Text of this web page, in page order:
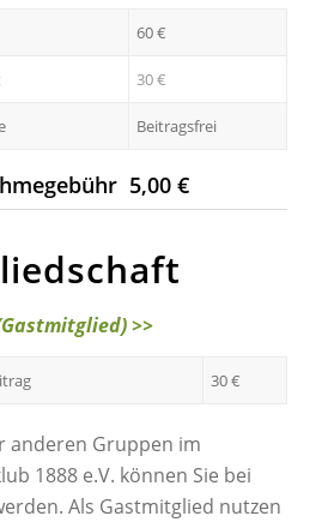
60 €
30 €
Beitragsfrei
5,00 €
>>
30 €
anderen Gruppen im
1888 e.V. können Sie bei
Als Gastmitglied nutzen